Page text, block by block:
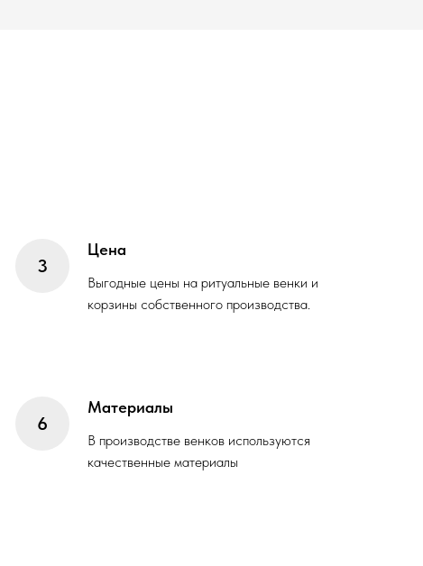
Цена
Выгодные цены на ритуальные венки и
корзины собственного производства.
Материалы
В производстве венков используются
качественные материалы